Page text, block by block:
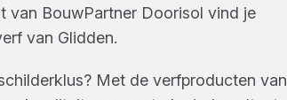
van BouwPartner Doorisol vind je
van Glidden.
Met de verfproducten van